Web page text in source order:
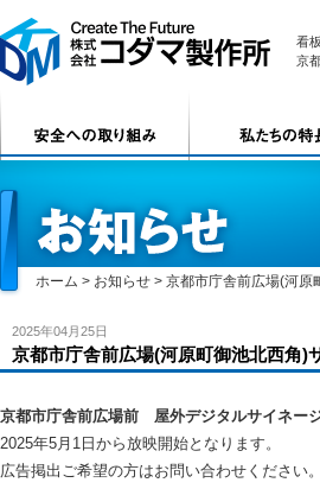
看
京
ホーム > お知らせ > 京都市庁舎前広場(河原
2025年04月25日
京都市庁舎前広場(河原町御池北西角)
京都市庁舎前広場前 屋外デジタルサイネー
2025年5月1日から放映開始となります。
広告掲出ご希望の方はお問い合わせください。